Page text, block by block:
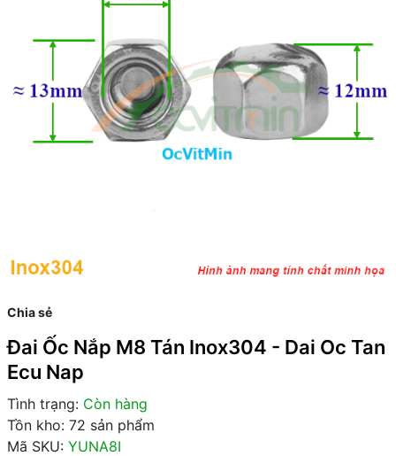
Chia sẻ
Đai Ốc Nắp M8 Tán Inox304 - Dai Oc Tan
Ecu Nap
Tình trạng: Còn hàng
Tồn kho: 72 sản phẩm
Mã SKU: YUNA8I